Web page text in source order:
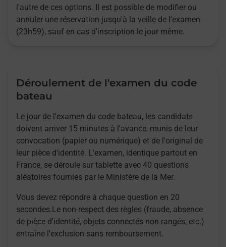
l'autre de ces options. Il est possible de modifier ou
annuler une réservation jusqu'à la veille de l'examen
(23h59), sauf en cas d'inscription le jour même.
Déroulement de l'examen du code
bateau
Le jour de l'examen du code bateau, les candidats
doivent arriver 15 minutes à l'avance, munis de leur
convocation (papier ou numérique) et de l'original de
leur pièce d'identité. L'examen, identique partout en
France, se déroule sur tablette avec 40 questions
aléatoires fournies par le Ministère de la Mer.
Vous devez répondre à chaque question en 20
secondes.Le non-respect des règles (fraude, absence
de pièce d'identité, objets connectés non rangés, etc.)
entraîne l'exclusion sans remboursement.